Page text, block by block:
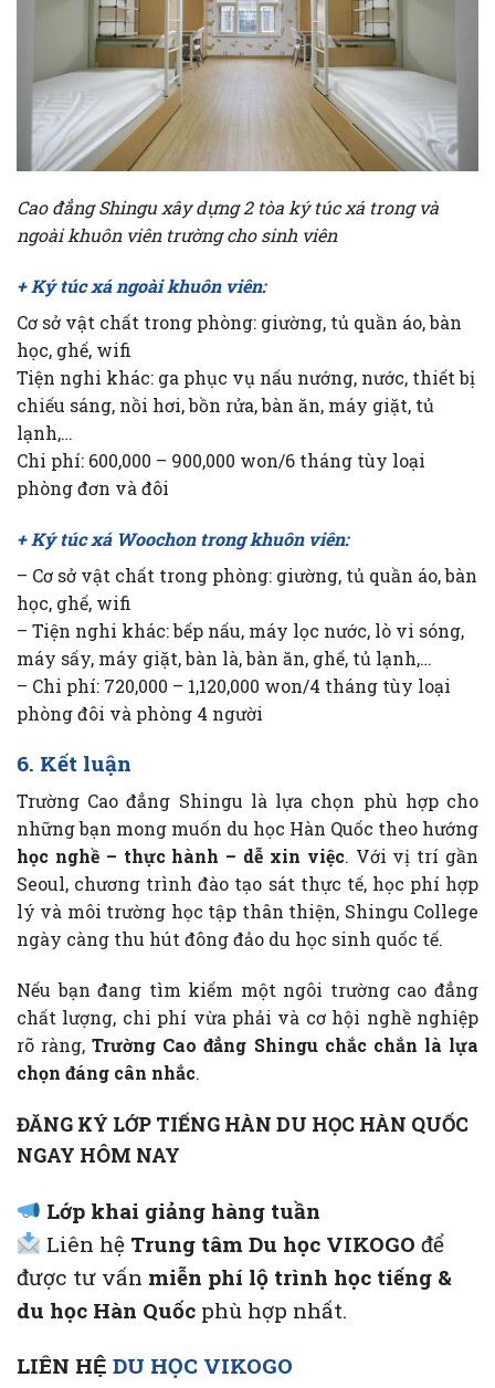
Cao đẳng Shingu xây dựng 2 tòa ký túc xá trong và
ngoài khuôn viên trường cho sinh viên
+ Ký túc xá ngoài khuôn viên:
Cơ sở vật chất trong phòng: giường, tủ quần áo, bàn
học, ghế, wifi
Tiện nghi khác: ga phục vụ nấu nướng, nước, thiết bị
chiếu sáng, nồi hơi, bồn rửa, bàn ăn, máy giặt, tủ
lạnh,…
Chi phí: 600,000 – 900,000 won/6 tháng tùy loại
phòng đơn và đôi
+ Ký túc xá Woochon trong khuôn viên:
– Cơ sở vật chất trong phòng: giường, tủ quần áo, bàn
học, ghế, wifi
– Tiện nghi khác: bếp nấu, máy lọc nước, lò vi sóng,
máy sấy, máy giặt, bàn là, bàn ăn, ghế, tủ lạnh,…
– Chi phí: 720,000 – 1,120,000 won/4 tháng tùy loại
phòng đôi và phòng 4 người
6. Kết luận
Trường Cao đẳng Shingu là lựa chọn phù hợp cho
những bạn mong muốn du học Hàn Quốc theo hướng
học nghề – thực hành – dễ xin việc. Với vị trí gần
Seoul, chương trình đào tạo sát thực tế, học phí hợp
lý và môi trường học tập thân thiện, Shingu College
ngày càng thu hút đông đảo du học sinh quốc tế.
Nếu bạn đang tìm kiếm một ngôi trường cao đẳng
chất lượng, chi phí vừa phải và cơ hội nghề nghiệp
rõ ràng,Trường Cao đẳng Shingu chắc chắn là lựa
chọn đáng cân nhắc.
ĐĂNG KÝ LỚP TIẾNG HÀN DU HỌC HÀN QUỐC
NGAY HÔM NAY
Lớp khai giảng hàng tuần
Liên hệ Trung tâm Du học VIKOGO để
được tư vấn miễn phí lộ trình học tiếng &
du học Hàn Quốc phù hợp nhất.
LIÊN HỆ DU HỌC VIKOGO